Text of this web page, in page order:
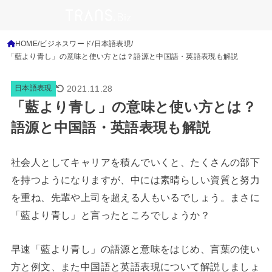
HOME ビジネスワード 日本語表現
「藍より青し」の意味と使い方とは？語源と中国語・英語表現も解説
日本語表現 2021.11.28
「藍より青し」の意味と使い方とは？
語源と中国語・英語表現も解説
社会人としてキャリアを積んでいくと、たくさんの部下
を持つようになりますが、中には素晴らしい資質と努力
を重ね、先輩や上司を超える人もいるでしょう。まさに
「藍より青し」と言ったところでしょうか？
早速「藍より青し」の語源と意味をはじめ、言葉の使い
方と例文、また中国語と英語表現について解説しましょ